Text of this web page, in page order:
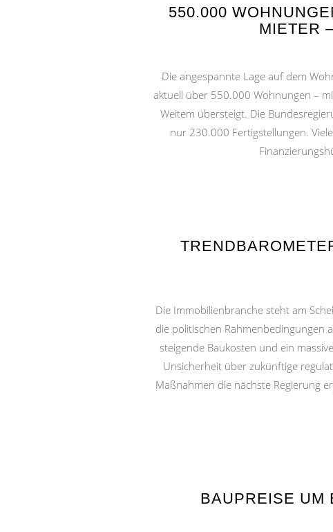
550.000
MIETER
Die angespannte Lage auf dem
aktuell über 550.000 Wohnungen –
Weitem übersteigt. Die
nur 230.000 Fertigstellungen.
Die Immobilienbranche steht am
die politischen Rahmenbedingungen
steigende Baukosten und ein
Unsicherheit über zukünftige
Maßnahmen die nächste Regierung
BAUPREISE UM